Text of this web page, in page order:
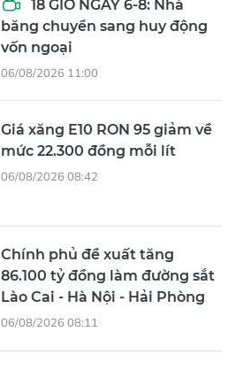
18 GIỜ NGÀY 6-8: Nhà
băng chuyển sang huy động
vốn ngoại
06/08/2026 11:00
Giá xăng E10 RON 95 giảm về
mức 22.300 đồng mỗi lít
06/08/2026 08:42
Chính phủ đề xuất tăng
86.100 tỷ đồng làm đường sắt
Lào Cai - Hà Nội - Hải Phòng
06/08/2026 08:11